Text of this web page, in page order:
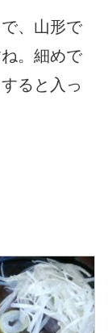
、山形で
。細めで
ると入っ